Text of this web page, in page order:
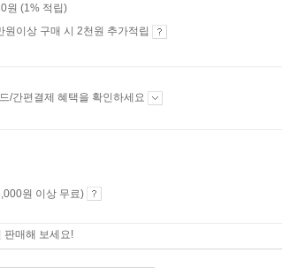
원 (1% 적립)
원이상 구매 시 2천원 추가적립
/간편결제 혜택을 확인하세요
원 이상 무료)
판매해 보세요!